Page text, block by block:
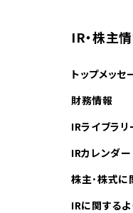
IR・株主
トップメッセ
財務情報
IRライブラリ
IRカレンダー
株主･株式に
IRに関する